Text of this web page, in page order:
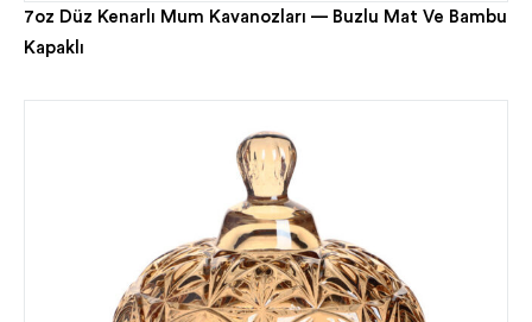
7oz Düz Kenarlı Mum Kavanozları — Buzlu Mat Ve Bambu
Kapaklı